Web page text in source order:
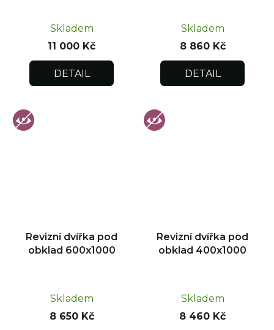
Skladem
11 000 Kč
DETAIL
Skladem
8 860 Kč
DETAIL
Revizní dvířka pod
obklad 600x1000
Skladem
8 650 Kč
Revizní dvířka pod
obklad 400x1000
Skladem
8 460 Kč